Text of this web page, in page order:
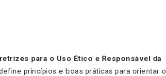
para o Uso Ético e Responsável da
princípios e boas práticas para orientar o